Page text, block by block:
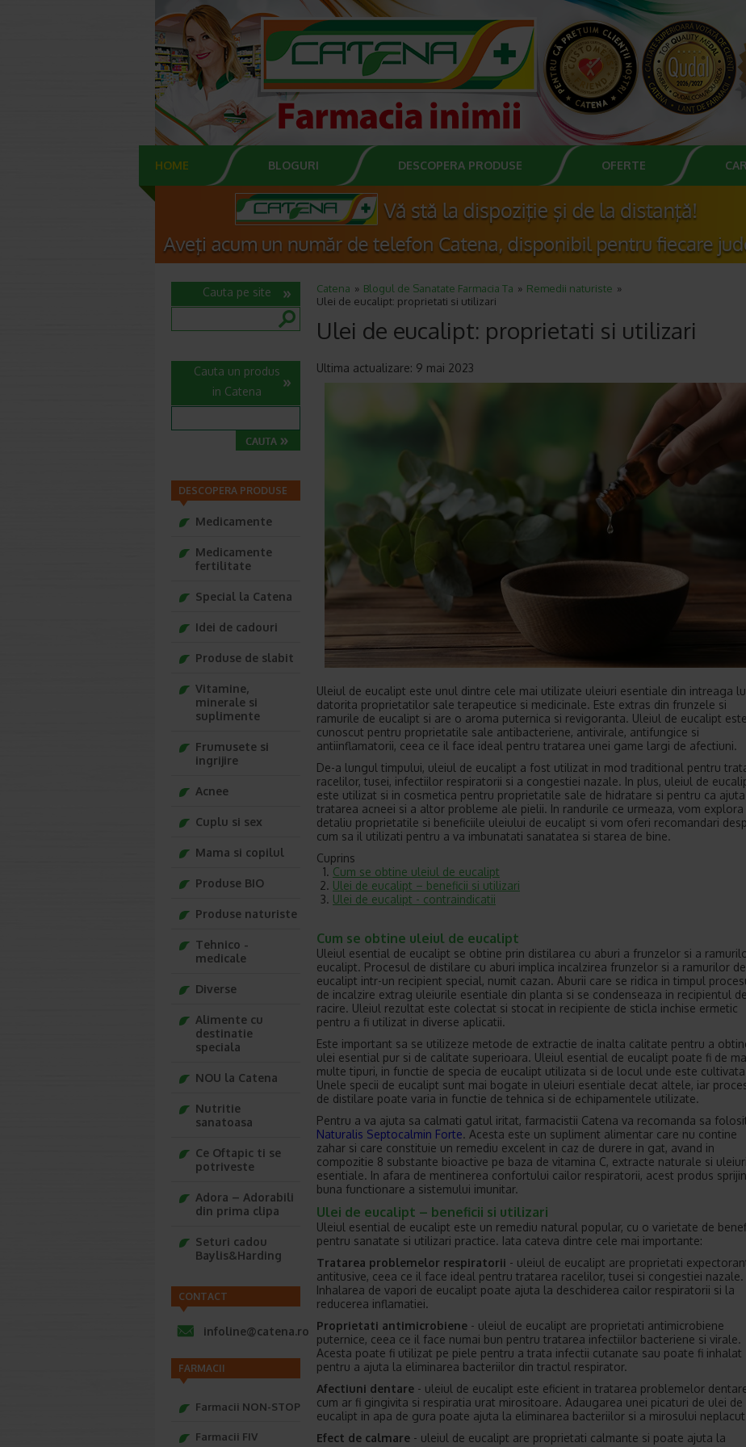
HOME BLOGURI DESCOPERA PRODUSE OFERTE
Catena Blogul de Sanatate Farmacia Ta
Remedii naturiste
Ulei de eucalipt: proprietati si utilizari
Ulei de eucalipt: proprietati si utilizari
Ultima actualizare: 9 mai 2023
Uleiul de eucalipt este unul dintre cele mai utilizate uleiuri esentiale din intreaga
datorita proprietatilor sale terapeutice si medicinale. Este extras din frunzele si
ramurile de eucalipt si are o aroma puternica si revigoranta. Uleiul de eucalipt este
cunoscut pentru proprietatile sale antibacteriene, antivirale, antifungice si
antiinflamatorii, ceea ce il face ideal pentru tratarea unei game largi de afectiuni.
De-a lungul timpului, uleiul de eucalipt a fost utilizat in mod traditional pentru
racelilor, tusei, infectiilor respiratorii si a congestiei nazale. In plus, uleiul de
este utilizat si in cosmetica pentru proprietatile sale de hidratare si pentru ca
tratarea acneei si a altor probleme ale pielii. In randurile ce urmeaza, vom explora
detaliu proprietatile si beneficiile uleiului de eucalipt si vom oferi recomandari
cum sa il utilizati pentru a va imbunatati sanatatea si starea de bine.
Cuprins
Cum se obtine uleiul de eucalipt
Ulei de eucalipt – beneficii si utilizari
Ulei de eucalipt - contraindicatii
Cum se obtine uleiul de eucalipt
Uleiul esential de eucalipt se obtine prin distilarea cu aburi a frunzelor si a
eucalipt. Procesul de distilare cu aburi implica incalzirea frunzelor si a ramurilor de
eucalipt intr-un recipient special, numit cazan. Aburii care se ridica in timpul
de incalzire extrag uleiurile esentiale din planta si se condenseaza in recipientul de
racire. Uleiul rezultat este colectat si stocat in recipiente de sticla inchise ermetic
pentru a fi utilizat in diverse aplicatii.
Este important sa se utilizeze metode de extractie de inalta calitate pentru a
ulei esential pur si de calitate superioara. Uleiul esential de eucalipt poate fi de
multe tipuri, in functie de specia de eucalipt utilizata si de locul unde este
Unele specii de eucalipt sunt mai bogate in uleiuri esentiale decat altele, iar
de distilare poate varia in functie de tehnica si de echipamentele utilizate.
Pentru a va ajuta sa calmati gatul iritat, farmacistii Catena va recomanda sa
Naturalis Septocalmin Forte. Acesta este un supliment alimentar care nu contine
zahar si care constituie un remediu excelent in caz de durere in gat, avand in
compozitie 8 substante bioactive pe baza de vitamina C, extracte naturale si uleiuri
esentiale. In afara de mentinerea confortului cailor respiratorii, acest produs
buna functionare a sistemului imunitar.
Ulei de eucalipt – beneficii si utilizari
Uleiul esential de eucalipt este un remediu natural popular, cu o varietate de
pentru sanatate si utilizari practice. Iata cateva dintre cele mai importante:
Tratarea problemelor respiratorii - uleiul de eucalipt are proprietati
antitusive, ceea ce il face ideal pentru tratarea racelilor, tusei si congestiei nazale.
Inhalarea de vapori de eucalipt poate ajuta la deschiderea cailor respiratorii si la
reducerea inflamatiei.
Proprietati antimicrobiene - uleiul de eucalipt are proprietati antimicrobiene
puternice, ceea ce il face numai bun pentru tratarea infectiilor bacteriene si virale.
Acesta poate fi utilizat pe piele pentru a trata infectii cutanate sau poate fi inhalat
pentru a ajuta la eliminarea bacteriilor din tractul respirator.
Afectiuni dentare - uleiul de eucalipt este eficient in tratarea problemelor
cum ar fi gingivita si respiratia urat mirositoare. Adaugarea unei picaturi de ulei de
eucalipt in apa de gura poate ajuta la eliminarea bacteriilor si a mirosului
Efect de calmare - uleiul de eucalipt are proprietati calmante si poate ajuta la
Cauta pe site
Cauta un produs
in Catena
DESCOPERA PRODUSE
Medicamente
Medicamente
fertilitate
Special la Catena
Idei de cadouri
Produse de slabit
Vitamine,
minerale si
suplimente
Frumusete si
ingrijire
Acnee
Cuplu si sex
Mama si copilul
Produse BIO
Produse naturiste
Tehnico -
medicale
Diverse
Alimente cu
destinatie
speciala
NOU la Catena
Nutritie
sanatoasa
Ce Oftapic ti se
potriveste
Adora – Adorabili
din prima clipa
Seturi cadou
Baylis&Harding
CONTACT
infoline@catena.ro
FARMACII
Farmacii NON-STOP
Farmacii FIV